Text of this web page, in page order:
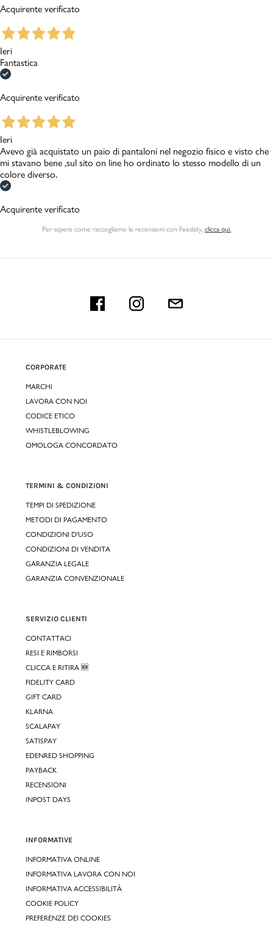
Acquirente verificato
Ieri
Fantastica
Acquirente verificato
Ieri
Avevo già acquistato un paio di pantaloni nel negozio fisico e visto che
mi stavano bene ,sul sito on line ho ordinato lo stesso modello di un
colore diverso.
Acquirente verificato
Per sapere come raccogliamo le recensioni con Feedaty, clicca qui.
CORPORATE
MARCHI
LAVORA CON NOI
CODICE ETICO
WHISTLEBLOWING
OMOLOGA CONCORDATO
TERMINI & CONDIZIONI
TEMPI DI SPEDIZIONE
METODI DI PAGAMENTO
CONDIZIONI D'USO
CONDIZIONI DI VENDITA
GARANZIA LEGALE
GARANZIA CONVENZIONALE
SERVIZIO CLIENTI
CONTATTACI
RESI E RIMBORSI
CLICCA E RITIRA 🆕
FIDELITY CARD
GIFT CARD
KLARNA
SCALAPAY
SATISPAY
EDENRED SHOPPING
PAYBACK
RECENSIONI
INPOST DAYS
INFORMATIVE
INFORMATIVA ONLINE
INFORMATIVA LAVORA CON NOI
INFORMATIVA ACCESSIBILITÀ
COOKIE POLICY
PREFERENZE DEI COOKIES